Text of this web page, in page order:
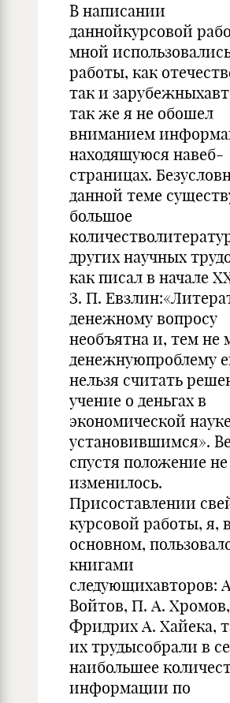
В написании
даннойкурсовой
мной
работы, как
так и
так же я не обошел
вниманием
находящуюся навеб-
страницах.
данной теме
большое
других научных
как писал в начале
З. П.
денежному вопросу
необъятна и, тем не
денежнуюпроблему
нельзя считать
учение о деньгах в
экономической
установившимся».
спустя положение не
изменилось.
Присоставлении
курсовой работы, я, в
основном,
книгами
следующихавторов:
Войтов, П. А. Хромов,
Фридрих А. Хайека,
их трудысобрали в
наибольшее
информации по